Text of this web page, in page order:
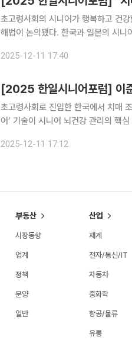
초고령사회의 시니어가 행복하고 건
해법이 논의됐다. 한국과 일본의 시니
는 시니어의 삶의 질 향상을 위한 핵
2025-12-11 17:40
초고령사회로 진입한 한국에서 치매
어’ 기술이 시니어 뇌건강 관리의 핵
단계에서도 집에서 치매 위험을 확인
2025-12-11 17:12
부동산
시장동향
업계
정책
분양
일반
산업
재계
전자/통신/IT
자동차
중화학
항공/물류
유통